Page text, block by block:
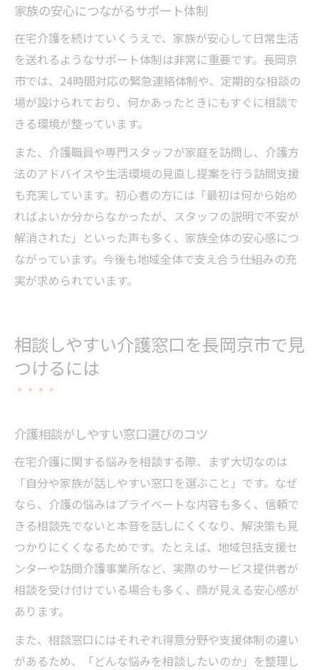
家族の安心につながるサポート体制
在宅介護を続けていくうえで、家族が安心して日常生活
を送れるようなサポート体制は非常に重要です。長岡京
市では、24時間対応の緊急連絡体制や、定期的な相談の
場が設けられており、何かあったときにもすぐに相談で
きる環境が整っています。
また、介護職員や専門スタッフが家庭を訪問し、介護方
法のアドバイスや生活環境の見直し提案を行う訪問支援
も充実しています。初心者の方には「最初は何から始め
ればよいか分からなかったが、スタッフの説明で不安が
解消された」といった声も多く、家族全体の安心感につ
ながっています。今後も地域全体で支え合う仕組みの充
実が求められています。
相談しやすい介護窓口を長岡京市で見
つけるには
介護相談がしやすい窓口選びのコツ
在宅介護に関する悩みを相談する際、まず大切なのは
「自分や家族が話しやすい窓口を選ぶこと」です。なぜ
なら、介護の悩みはプライベートな内容も多く、信頼で
きる相談先でないと本音を話しにくくなり、解決策も見
つかりにくくなるためです。たとえば、地域包括支援セ
ンターや訪問介護事業所など、実際のサービス提供者が
相談を受け付けている場合も多く、顔が見える安心感が
あります。
また、相談窓口にはそれぞれ得意分野や支援体制の違い
があるため、「どんな悩みを相談したいのか」を整理し